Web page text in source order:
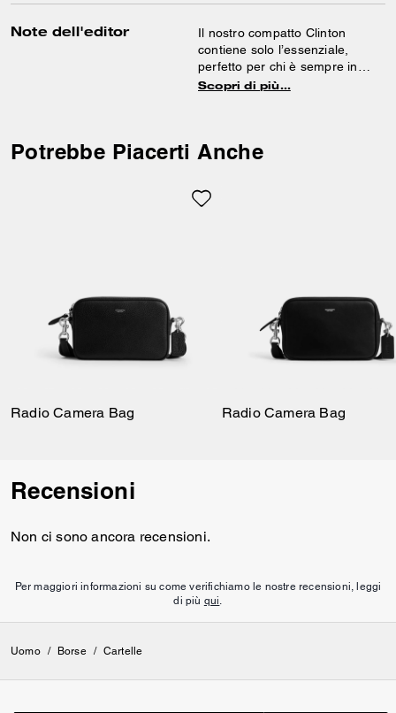
Note dell'editor
Il nostro compatto Clinton
contiene solo l’essenziale,
perfetto per chi è sempre in
movimento. Con spazio per
staccabile per avere le mani
un’organizzazione facile e
Scopri di più…
Potrebbe Piacerti Anche
Radio Camera Bag Radio Camera Bag
Recensioni
Non ci sono ancora recensioni.
Per maggiori informazioni su come verifichiamo le nostre recensioni, leggi
di più qui
Uomo / Borse / Cartelle